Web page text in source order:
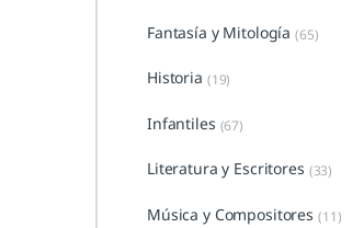
Fantasía y Mitología (65)
Historia (19)
Infantiles (67)
Literatura y Escritores (33)
Música y Compositores (11)